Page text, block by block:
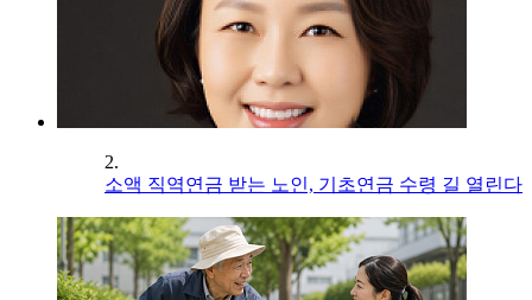
2.
소액 직역연금 받는 노인, 기초연금 수령 길 열린다